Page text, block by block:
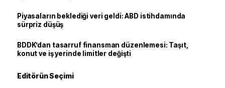
Piyasaların beklediği veri geldi: ABD istihdamında
sürpriz düşüş
BDDK’dan tasarruf finansman düzenlemesi: Taşıt,
konut ve iş yerinde limitler değişti
Editörün Seçimi